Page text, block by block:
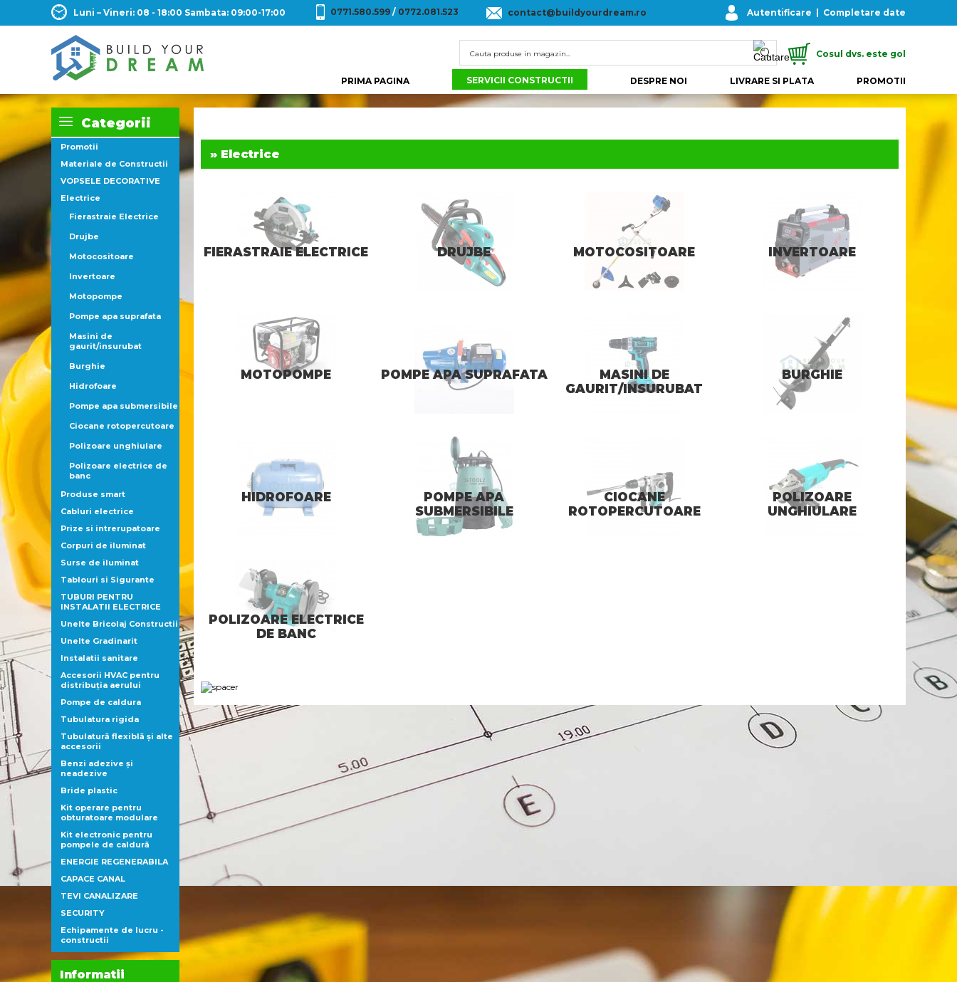
Luni – Vineri: 08 - 18:00 Sambata: 09:00-17:00 0771.580.599 / 0772.081.523 contact@buildyourdream.ro Autentificare Completare date
Cosul dvs. este gol
PRIMA PAGINA SERVICII CONSTRUCTII DESPRE NOI LIVRARE SI PLATA PROMOTII
Categorii
Promotii
Materiale de Constructii
VOPSELE DECORATIVE
Electrice
Fierastraie Electrice
Drujbe
Motocositoare
Invertoare
Motopompe
Pompe apa suprafata
Masini de
gaurit/insurubat
Burghie
Hidrofoare
Pompe apa submersibile
Ciocane rotopercutoare
Polizoare unghiulare
Polizoare electrice de
banc
Produse smart
Cabluri electrice
Prize si intrerupatoare
Corpuri de iluminat
Surse de iluminat
Tablouri si Sigurante
TUBURI PENTRU
INSTALATII ELECTRICE
Unelte Bricolaj Constructii
Unelte Gradinarit
Instalatii sanitare
Accesorii HVAC pentru
distribuţia aerului
Pompe de caldura
Tubulatura rigida
Tubulatură flexiblă şi alte
accesorii
Benzi adezive şi
neadezive
Bride plastic
Kit operare pentru
obturatoare modulare
Kit electronic pentru
pompele de caldură
ENERGIE REGENERABILA
CAPACE CANAL
TEVI CANALIZARE
SECURITY
Echipamente de lucru -
constructii
Informatii
» Electrice
FIERASTRAIE ELECTRICE DRUJBE MOTOCOSITOARE INVERTOARE
MOTOPOMPE POMPE APA SUPRAFATA
MASINI DE
GAURIT/INSURUBAT
BURGHIE
HIDROFOARE
POMPE APA
SUBMERSIBILE
CIOCANE
ROTOPERCUTOARE
POLIZOARE
UNGHIULARE
POLIZOARE ELECTRICE
DE BANC